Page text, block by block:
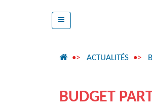
ACTUALITÉS
BUDGET